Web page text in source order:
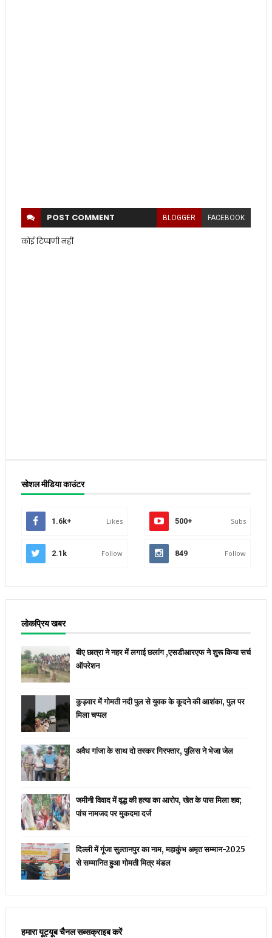
POST COMMENT BLOGGER FACEBOOK
कोई टिप्पणी नहीं
सोशल मीडिया काउंटर
1.6k+ Likes 500+ Subs
2.1k Follow 849 Follow
लोकप्रिय खबर
बीए छात्रा ने नहर में लगाई छलांग ,एसडीआरएफ ने शुरू किया सर्च
ऑपरेशन
कुड़वार में गोमती नदी पुल से युवक के कूदने की आशंका, पुल पर
मिला चप्पल
अवैध गांजा के साथ दो तस्कर गिरफ्तार, पुलिस ने भेजा जेल
जमीनी विवाद में वृद्ध की हत्या का आरोप, खेत के पास मिला शव;
पांच नामजद पर मुकदमा दर्ज
दिल्ली में गूंजा सुल्तानपुर का नाम, महाकुंभ अमृत सम्मान-2025
से सम्मानित हुआ गोमती मित्र मंडल
हमारा यूट्यूब चैनल सब्सक्राइब करें